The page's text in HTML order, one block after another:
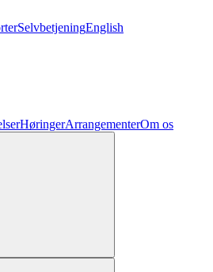
SelvbetjeningEnglish
HøringerArrangementerOm os